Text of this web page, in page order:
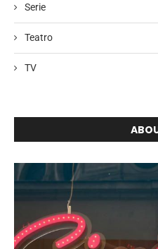
Serie
Teatro
TV